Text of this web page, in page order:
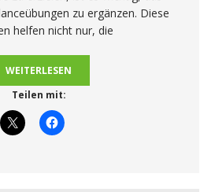
zu ergänzen. Diese
helfen nicht nur, die
WEITERLESEN
Teilen mit: